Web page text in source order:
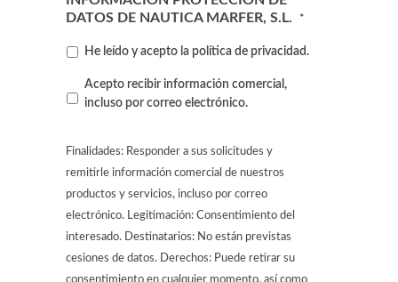
DATOS DE NAUTICA MARFER, S.L.
*
He leído y acepto la política de privacidad.
Contacto
por
Acepto recibir información comercial,
incluso por correo electrónico.
Finalidades: Responder a sus solicitudes y
remitirle información comercial de nuestros
productos y servicios, incluso por correo
electrónico. Legitimación: Consentimiento del
interesado. Destinatarios: No están previstas
cesiones de datos. Derechos: Puede retirar su